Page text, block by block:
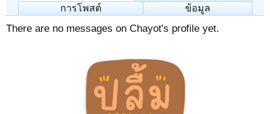
การโพสต์
ข้อมูล
There are no messages on Chayot's profile yet.